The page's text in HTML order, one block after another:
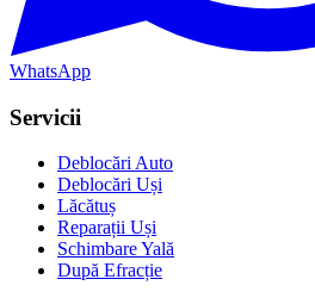
WhatsApp
Servicii
Deblocări Auto
Deblocări Uși
Lăcătuș
Reparații Uși
Schimbare Yală
După Efracție